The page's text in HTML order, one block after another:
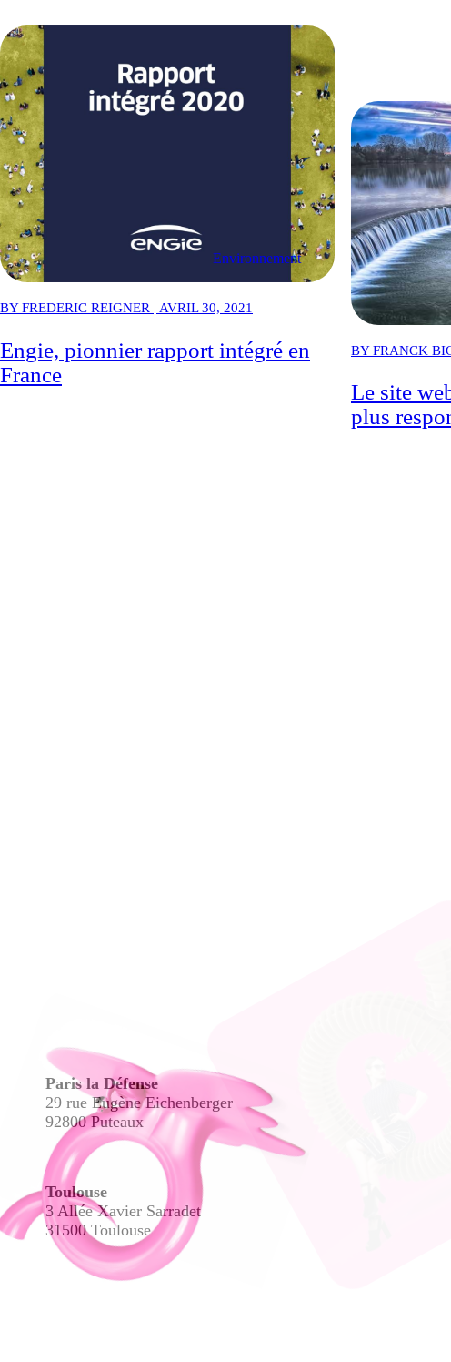
Environnement
BY FREDERIC REIGNER | AVRIL 30, 2021
Engie, pionnier rapport intégré en
France
BY FRANCK
Le site
plus
Paris la Défense
29 rue Eugène Eichenberger
92800 Puteaux
Toulouse
3 Allée Xavier Sarradet
31500 Toulouse